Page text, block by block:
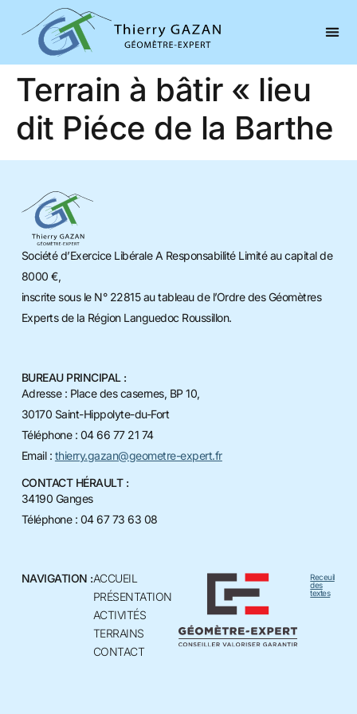
Terrain à bâtir « lieu
dit Piéce de la Barthe
Société d’Exercice Libérale A Responsabilité Limité au capital de
8000 €,
inscrite sous le N° 22815 au tableau de l’Ordre des Géomètres
Experts de la Région Languedoc Roussillon.
BUREAU PRINCIPAL :
Adresse : Place des casernes, BP 10,
30170 Saint-Hippolyte-du-Fort
Téléphone : 04 66 77 21 74
Email : thierry.gazan@geometre-expert.fr
CONTACT HÉRAULT :
34190 Ganges
Téléphone : 04 67 73 63 08
NAVIGATION :ACCUEIL
PRÉSENTATION
ACTIVITÉS
TERRAINS
CONTACT
Receuil
des
textes